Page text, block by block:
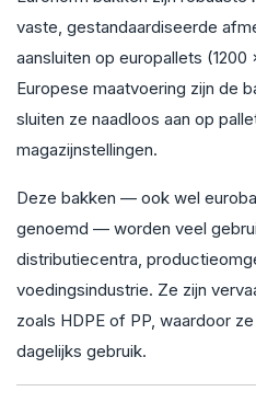
vaste, gestandaardiseerde
aansluiten op europallets
Europese maatvoering zijn de
sluiten ze naadloos aan op
magazijnstellingen.
Deze bakken — ook wel
genoemd — worden veel
distributiecentra,
voedingsindustrie. Ze zijn
zoals HDPE of PP, waardoor
dagelijks gebruik.